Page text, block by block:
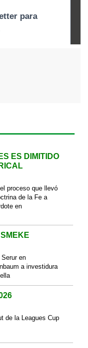
ES DIMITIDO
proceso que llevó
de la Fe a
en
en
a investidura
de la Leagues Cup